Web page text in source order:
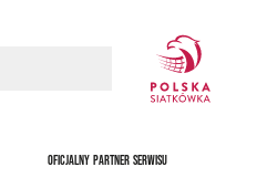
OFICJALNY PARTNER SERWISU